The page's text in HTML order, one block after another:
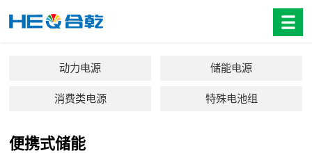
动力电源 储能电源
消费类电源 特殊电池组
便携式储能